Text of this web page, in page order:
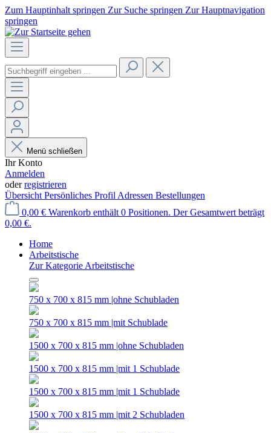
Zum Hauptinhalt springen Zur Suche springen Zur Hauptnavigation
springen
Menü schließen
Ihr Konto
Anmelden
oderregistrieren
Übersicht Persönliches Profil Adressen Bestellungen
0,00 € Warenkorb enthält 0 Positionen. Der Gesamtwert beträgt
0,00 €.
Home
Arbeitstische
Zur Kategorie Arbeitstische
750 x 700 x 815 mm |ohne Schubladen
750 x 700 x 815 mm |mit Schublade
1500 x 700 x 815 mm |ohne Schubladen
1500 x 700 x 815 mm |mit 1 Schublade
1500 x 700 x 815 mm |mit 1 Schublade
1500 x 700 x 815 mm |mit 2 Schubladen